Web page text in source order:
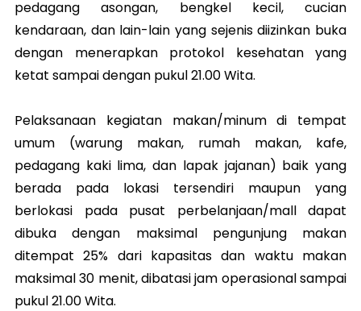
pedagang asongan, bengkel kecil, cucian
kendaraan, dan lain-lain yang sejenis diizinkan buka
dengan menerapkan protokol kesehatan yang
ketat sampai dengan pukul 21.00 Wita.
Pelaksanaan kegiatan makan/minum di tempat
umum (warung makan, rumah makan, kafe,
pedagang kaki lima, dan lapak jajanan) baik yang
berada pada lokasi tersendiri maupun yang
berlokasi pada pusat perbelanjaan/mall dapat
dibuka dengan maksimal pengunjung makan
ditempat 25% dari kapasitas dan waktu makan
maksimal 30 menit, dibatasi jam operasional sampai
pukul 21.00 Wita.